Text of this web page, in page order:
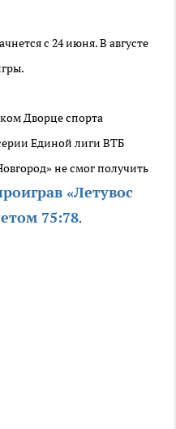
с 24 июня. В августе
Дворце спорта
Единой лиги ВТБ
не смог получить
«Летувос
75:78.